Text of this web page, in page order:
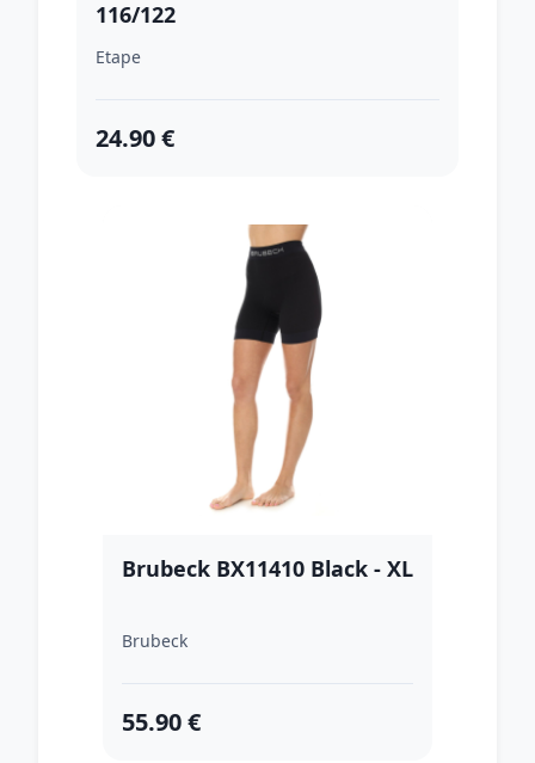
116/122
Etape
24.90 €
Brubeck BX11410 Black - XL
Brubeck
55.90 €